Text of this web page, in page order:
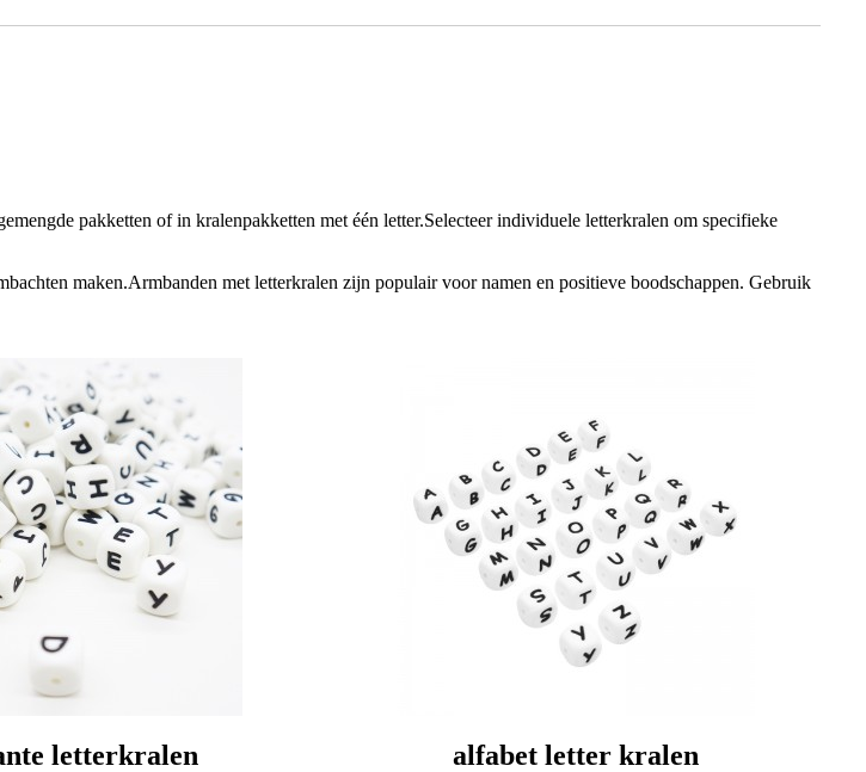
pakketten of in kralenpakketten met één letter.Selecteer individuele letterkralen om specifieke
maken.Armbanden met letterkralen zijn populair voor namen en positieve boodschappen. Gebruik
letterkralen alfabet letter kralen